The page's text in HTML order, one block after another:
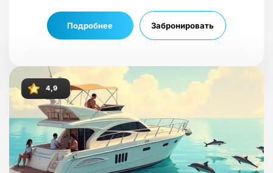
Подробнее Забронировать
4,9